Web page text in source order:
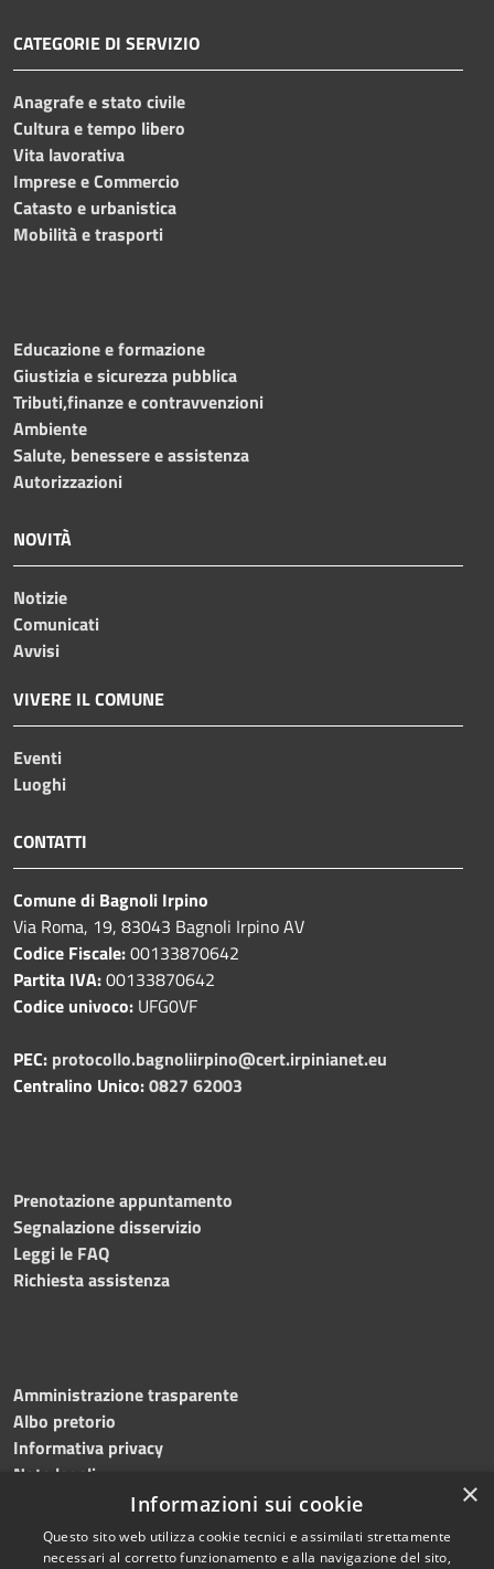
CATEGORIE DI SERVIZIO
Anagrafe e stato civile
Cultura e tempo libero
Vita lavorativa
Imprese e Commercio
Catasto e urbanistica
Mobilità e trasporti
Educazione e formazione
Giustizia e sicurezza pubblica
Tributi,finanze e contravvenzioni
Ambiente
Salute, benessere e assistenza
Autorizzazioni
NOVITÀ
Notizie
Comunicati
Avvisi
VIVERE IL COMUNE
Eventi
Luoghi
CONTATTI
Comune di Bagnoli Irpino
Via Roma, 19, 83043 Bagnoli Irpino AV
Codice Fiscale:00133870642
Partita IVA:00133870642
Codice univoco: UFG0VF
PEC: protocollo.bagnoliirpino@cert.irpinianet.eu
Centralino Unico:0827 62003
Prenotazione appuntamento
Segnalazione disservizio
Leggi le FAQ
Richiesta assistenza
Amministrazione trasparente
Albo pretorio
Informativa privacy
Note legali
Dichiarazione di accessibilità
×
Informazioni sui cookie
Questo sito web utilizza cookie tecnici e assimilati strettamente
necessari al corretto funzionamento e alla navigazione del sito,